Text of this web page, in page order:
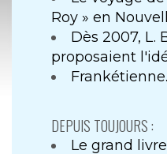
Roy » en
Dès 2007, L.
proposaient
DEPUIS TOUJOURS :
Le grand